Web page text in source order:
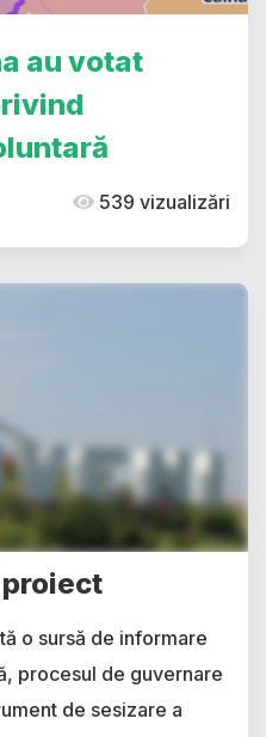
au votat
539 vizualizări
o sursă de informare
procesul de guvernare
de sesizare a